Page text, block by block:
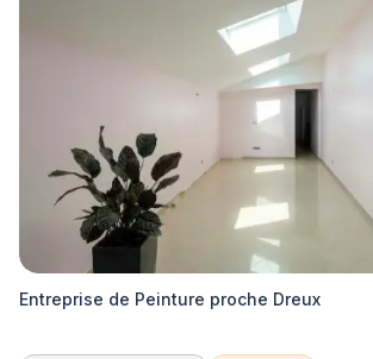
Entreprise de Peinture proche Dreux